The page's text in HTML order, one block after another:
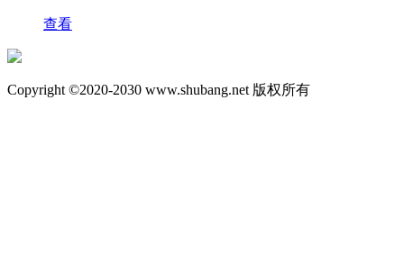
查看
Copyright ©2020-2030 www.shubang.net 版权所有